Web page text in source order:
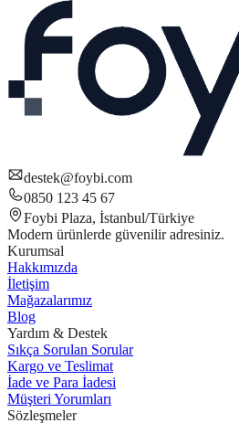
destek@foybi.com
0850 123 45 67
Foybi Plaza, İstanbul/Türkiye
Modern ürünlerde güvenilir adresiniz.
Kurumsal
Hakkımızda
İletişim
Mağazalarımız
Blog
Yardım & Destek
Sıkça Sorulan Sorular
Kargo ve Teslimat
İade ve Para İadesi
Müşteri Yorumları
Sözleşmeler